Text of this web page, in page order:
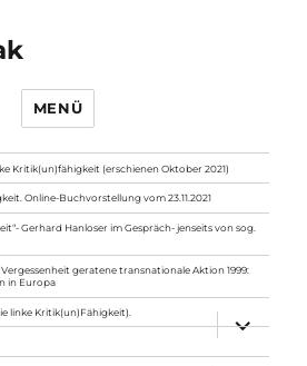
MENÜ
Kritik(un)fähigkeit (erschienen Oktober 2021)
Online-Buchvorstellung vom 23.11.2021
Gerhard Hanloser im Gespräch- jenseits von sog.
geratene transnationale Aktion 1999:
in Europa
linke Kritik(un)Fähigkeit).
anzeigen